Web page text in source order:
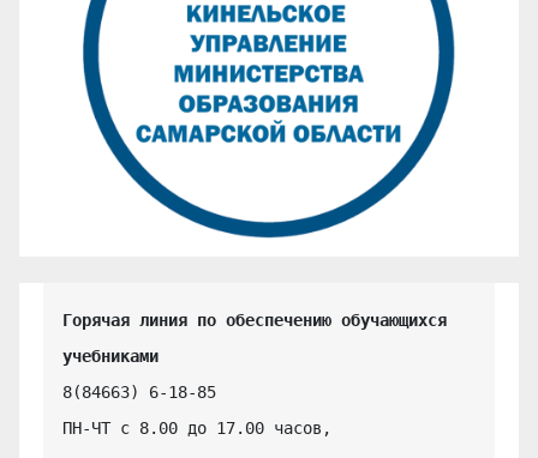
Горячая линия по обеспечению обучающихся
учебниками
8(84663) 6-18-85
ПН-ЧТ с 8.00 до 17.00 часов,